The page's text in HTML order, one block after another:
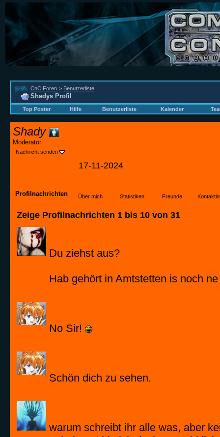
CnC Foren > Benutzerliste
Shadys Profil
Top Poster Hilfe Benutzerliste Kalender
Shady
Moderator
Nachricht senden
17-11-2024
Profilnachrichten Über mich Statistiken Freunde
Zeige Profilnachrichten 1 bis 10 von 31
Du ziehst aus?
Hab gehört in Amtstetten is noch
No Sir!
Schön dich zu sehen.
warum schreibt ihr alle was, aber